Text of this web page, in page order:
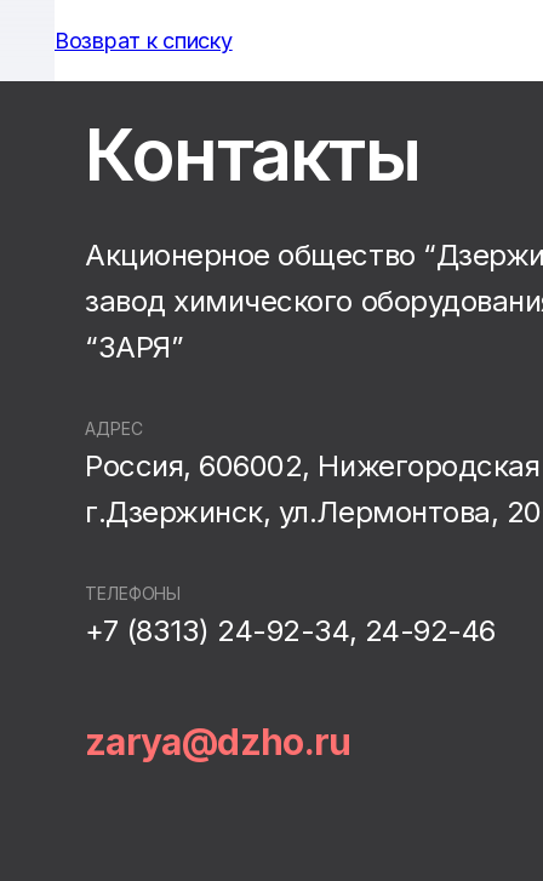
Возврат к списку
Контакты
Акционерное общество
завод химического
“ЗАРЯ”
АДРЕС
Россия, 606002,
г.Дзержинск, ул.Лермонтова, 20
ТЕЛЕФОНЫ
+7 (8313) 24-92-34, 24-92-46
zarya@dzho.ru